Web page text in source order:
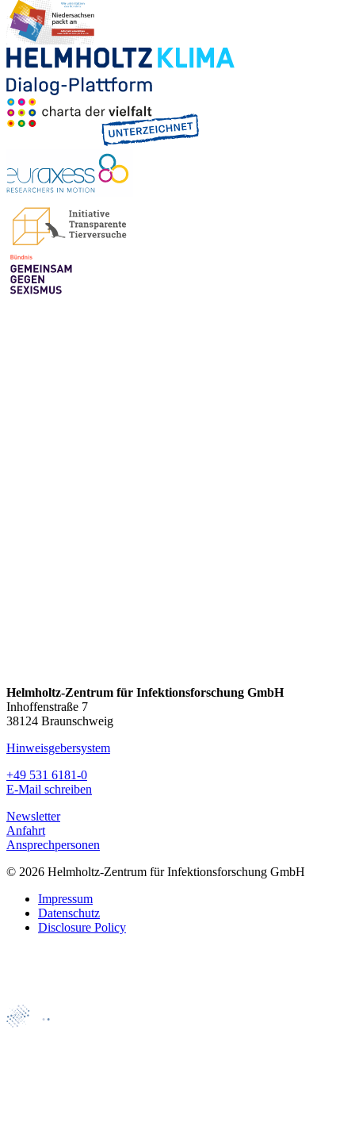
Helmholtz-Zentrum für Infektionsforschung GmbH
Inhoffenstraße 7
38124 Braunschweig
Hinweisgebersystem
+49 531 6181-0
E-Mail schreiben
Newsletter
Anfahrt
Ansprechpersonen
© 2026 Helmholtz-Zentrum für Infektionsforschung GmbH
Impressum
Datenschutz
Disclosure Policy